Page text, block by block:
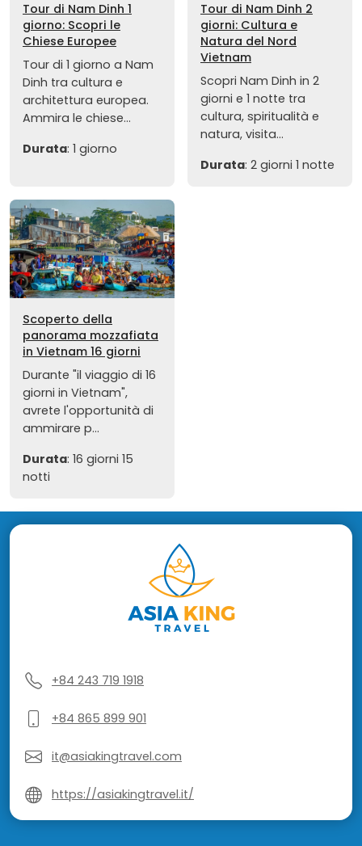
Tour di Nam Dinh 1
giorno: Scopri le
Chiese Europee
Tour di 1 giorno a Nam
Dinh tra cultura e
architettura europea.
Ammira le chiese...
Durata: 1 giorno
Tour di Nam Dinh 2
giorni: Cultura e
Natura del Nord
Vietnam
Scopri Nam Dinh in 2
giorni e 1 notte tra
cultura, spiritualità e
natura, visita...
Durata: 2 giorni 1 notte
Scoperto della
panorama mozzafiata
in Vietnam 16 giorni
Durante "il viaggio di 16
giorni in Vietnam",
avrete l'opportunità di
ammirare p...
Durata: 16 giorni 15
notti
+84 243 719 1918
+84 865 899 901
it@asiakingtravel.com
https://asiakingtravel.it/